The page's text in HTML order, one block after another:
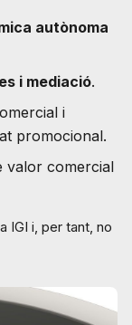
autònoma
i mediació.
i
promocional.
valor comercial
IGI i, per tant, no